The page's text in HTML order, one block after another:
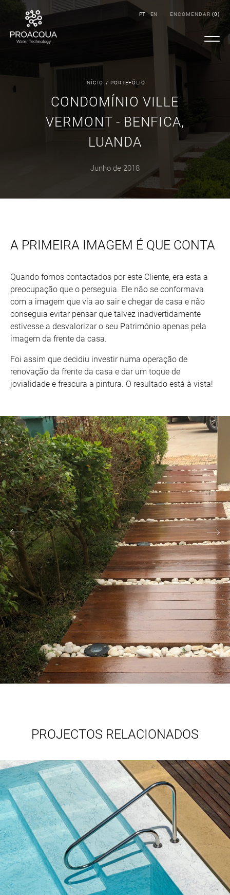
PT EN ENCOMENDAR (0)
INÍCIO / PORTEFÓLIO
CONDOMÍNIO VILLE
VERMONT - BENFICA,
LUANDA
Junho de 2018
A PRIMEIRA IMAGEM É QUE CONTA
Quando fomos contactados por este Cliente, era esta a
preocupação que o perseguia. Ele não se conformava
com a imagem que via ao sair e chegar de casa e não
conseguia evitar pensar que talvez inadvertidamente
estivesse a desvalorizar o seu Património apenas pela
imagem da frente da casa.
Foi assim que decidiu investir numa operação de
renovação da frente da casa e dar um toque de
jovialidade e frescura a pintura. O resultado está à vista!
PROJECTOS RELACIONADOS
Cabral Moncada I
ARQUITECTURA DE EXTERIORES, BOMBAGEM E TRATAMENTO DE
ÁGUA, PISCINAS
VER PROJECTO